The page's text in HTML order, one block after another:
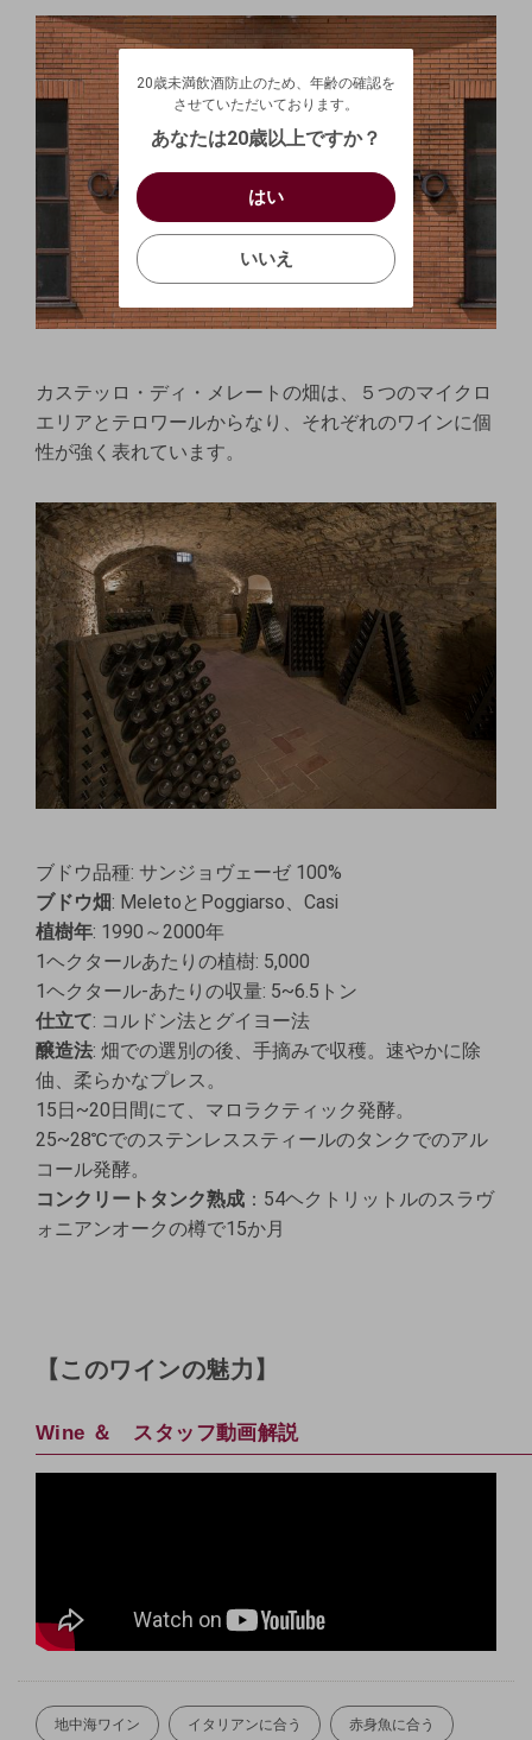
お買い物を続ける カートへ進む
カステッロ・ディ・メレートの畑は、５つのマイクロ
エリアとテロワールからなり、それぞれのワインに個
性が強く表れています。
ブドウ品種: サンジョヴェーゼ 100%
ブドウ畑: MeletoとPoggiarso、Casi
植樹年: 1990～2000年
1ヘクタールあたりの植樹: 5,000
1ヘクタール-あたりの収量: 5~6.5トン
仕立て: コルドン法とグイヨー法
醸造法: 畑での選別の後、手摘みで収穫。速やかに除
伷、柔らかなプレス。
15日~20日間にて、マロラクティック発酵。
25~28℃でのステンレススティールのタンクでのアル
コール発酵。
コンクリートタンク熟成 ：54ヘクトリットルのスラヴ
ォニアンオークの樽で15か月
【このワインの魅力】
Wine ＆ スタッフ動画解説
地中海ワイン イタリアンに合う 赤身魚に合う
お買い物を続ける カートへ進む
20歳未満飲酒防止のため、年齢の確認を
させていただいております。
あなたは20歳以上ですか？
はい
いいえ
20歳未満飲酒防止のため、年齢の確認を
生年月日を入力してください。
西暦
/
確認する
ログアウトします。よろしいですか？
いいえ